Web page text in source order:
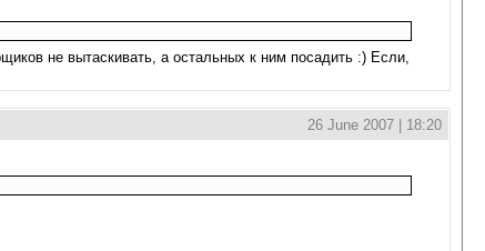
не вытаскивать, а остальных к ним посадить :) Если,
26 June 2007 | 18:20